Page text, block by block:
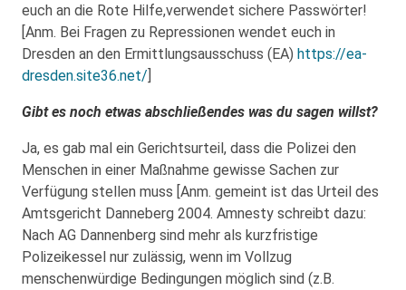
euch an die Rote Hilfe,verwendet sichere Passwörter!
[Anm. Bei Fragen zu Repressionen wendet euch in
Dresden an den Ermittlungsausschuss (EA) https://ea-
dresden.site36.net/]
Gibt es noch etwas abschließendes was du sagen willst?
Ja, es gab mal ein Gerichtsurteil, dass die Polizei den
Menschen in einer Maßnahme gewisse Sachen zur
Verfügung stellen muss [Anm. gemeint ist das Urteil des
Amtsgericht Danneberg 2004. Amnesty schreibt dazu:
Nach AG Dannenberg sind mehr als kurzfristige
Polizeikessel nur zulässig, wenn im Vollzug
menschenwürdige Bedingungen möglich sind (z.B.